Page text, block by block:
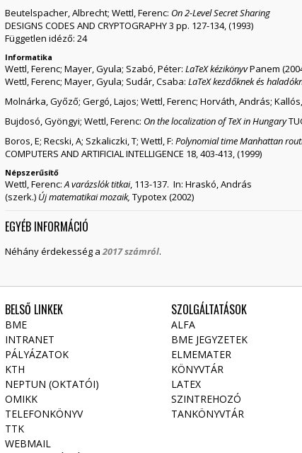
Beutelspacher, Albrecht; Wettl, Ferenc: On 2-Level Secret Sharing
DESIGNS CODES AND CRYPTOGRAPHY 3 pp. 127-134, (1993)
Független idéző: 24
Informatika
Wettl, Ferenc; Mayer, Gyula; Szabó, Péter: LaTeX kézikönyvPanem
Wettl, Ferenc; Mayer, Gyula; Sudár, Csaba: LaTeX kezdőknek és
Molnárka, Győző; Gergó, Lajos; Wettl, Ferenc; Horváth, András;
Bujdosó, Gyöngyi; Wettl, Ferenc: On the localization of TeX in Hungary
Boros, E; Recski, A; Szkaliczki, T; Wettl, F: Polynomial time Manhattan
COMPUTERS AND ARTIFICIAL INTELLIGENCE 18, 403-413, (1999)
Népszerűsítő
Wettl, Ferenc:A varázslók titkai, 113-137. In: Hraskó, András
(szerk.) Új matematikai mozaik, Typotex (2002)
EGYÉB INFORMÁCIÓ
Néhány érdekesség a2017 számról.
BELSŐ LINKEK
BME
INTRANET
PÁLYÁZATOK
KTH
NEPTUN (OKTATÓI)
OMIKK
TELEFONKÖNYV
TTK
WEBMAIL
SZOLGÁLTATÁSOK
ALFA
BME JEGYZETEK
ELMEMATER
KÖNYVTÁR
LATEX
SZINTREHOZÓ
TANKÖNYVTÁR